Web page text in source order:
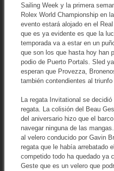
Sailing Week y la primera
Rolex World Championship en
evento estará alojado en el
que es ya evidente es que la
temporada va a estar en un
que son los que hasta hoy han
podio de Puerto Portals. Sled
esperan que Provezza,
también contendientes al triunfo
La regata Invitational se
regata. La colisión del Beau
del aniversario hizo que el
navegar ninguna de las
al velero conducido por Gavin
regata que le había arrebatado
competido todo ha quedado ya
Geste que es un velero que